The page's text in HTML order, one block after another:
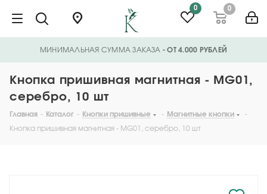
0 0
МИНИМАЛЬНАЯ СУММА ЗАКАЗА - ОТ 4.000 РУБЛЕЙ
Кнопка пришивная магнитная - MG01,
серебро, 10 шт
Главная - Каталог - Кнопки пришивные - Магнитные кнопки
-
Кнопка пришивная магнитная - MG01, серебро, 10 шт